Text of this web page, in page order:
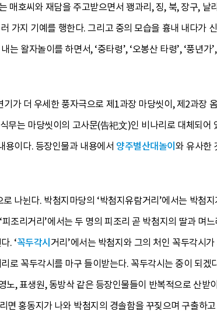
호씨와 재담을 주고받으면서 꽹과리, 징, 북, 장구, 날
가지 기예를 행한다. 그리고 중의 모습을 흉내 내다가
왈자놀이를 하면서, ‘중타령’, ‘오봉산 타령’, ‘풍년가
가 더 우세한 풍자극으로 제1과장 마당씻이, 제2과장
는 마당씻이의 고사문(告祀文)인 비나리로 대체되어
용이다. 등장인물과 내용에서 양주별산대놀이와 유사한
나뉜다. 박첨지마당의 ‘박첨지유람거리’에서는 박첨
조리거리’에서는 두 명의 피조리 곧 박첨지의 딸과 며
. ‘꼭두각시 거리’에서는 박첨지와 그의 처인 꼭두각시
로 꼭두각시를 마구 들이받는다. 꼭두각시는 중이 되겠
, 표생원, 동방삭 같은 등장인물들이 반복적으로 산받
홍동지가 나와 박첨지의 경솔함을 꾸짖으며 구출하